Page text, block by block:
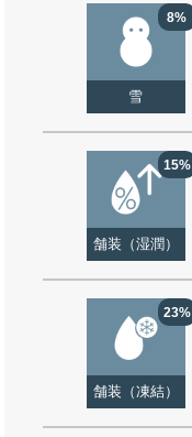
8%
雪
15%
舗装（湿潤）
23%
舗装（凍結）